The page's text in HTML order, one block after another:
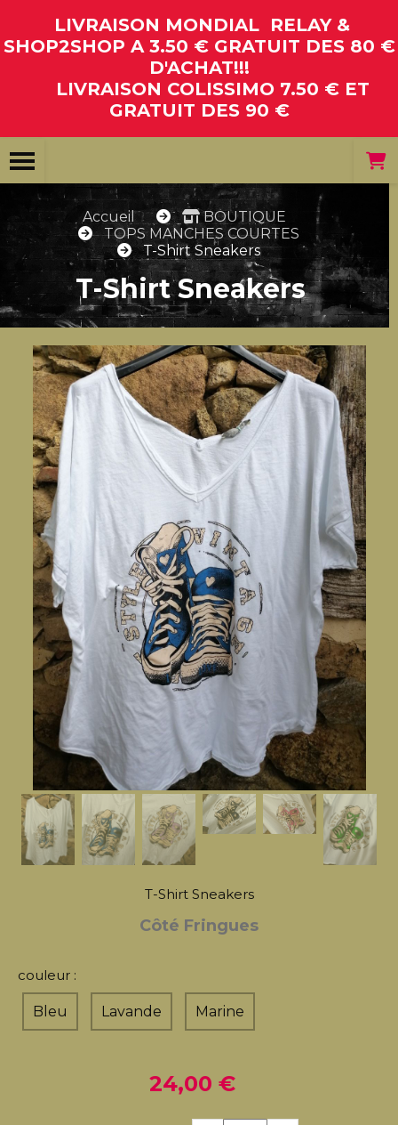
LIVRAISON MONDIAL RELAY &
SHOP2SHOP A 3.50 € GRATUIT DES 80 €
D'ACHAT!!!
LIVRAISON COLISSIMO 7.50 € ET
GRATUIT DES 90 €
Accueil
BOUTIQUE
TOPS MANCHES COURTES
T-Shirt Sneakers
T-Shirt Sneakers
T-Shirt Sneakers
Côté Fringues
couleur :
Bleu Lavande Marine
24,00 €